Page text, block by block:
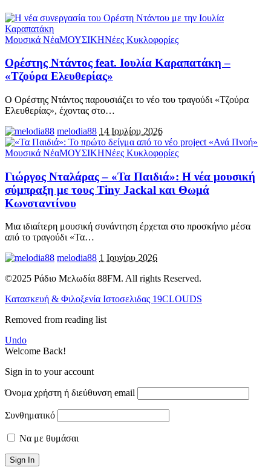
Μουσικά ΝέαΜΟΥΣΙΚΗΝέες Κυκλοφορίες
Ορέστης Ντάντος feat. Ιουλία Καραπατάκη –
«Τζούρα Ελευθερίας»
Ο Ορέστης Ντάντος παρουσιάζει το νέο του τραγούδι «Τζούρα
Ελευθερίας», έχοντας στο…
melodia88 14 Ιουλίου 2026
Μουσικά ΝέαΜΟΥΣΙΚΗΝέες Κυκλοφορίες
Γιώργος Νταλάρας – «Τα Παιδιά»: Η νέα μουσική
σύμπραξη με τους Tiny Jackal και Θωμά
Κωνσταντίνου
Μια ιδιαίτερη μουσική συνάντηση έρχεται στο προσκήνιο μέσα
από το τραγούδι «Τα…
melodia88 1 Ιουνίου 2026
©2025 Ράδιο Μελωδία 88FM. All rights Reserved.
Κατασκευή & Φιλοξενία Ιστοσελιδας 19CLOUDS
Removed from reading list
Undo
Welcome Back!
Sign in to your account
Όνομα χρήστη ή διεύθυνση email
Συνθηματικό
Να με θυμάσαι